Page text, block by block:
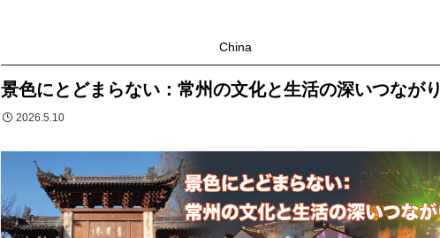
China
景色にとどまらない：常州の文化と生活の深いつながり
2026.5.10